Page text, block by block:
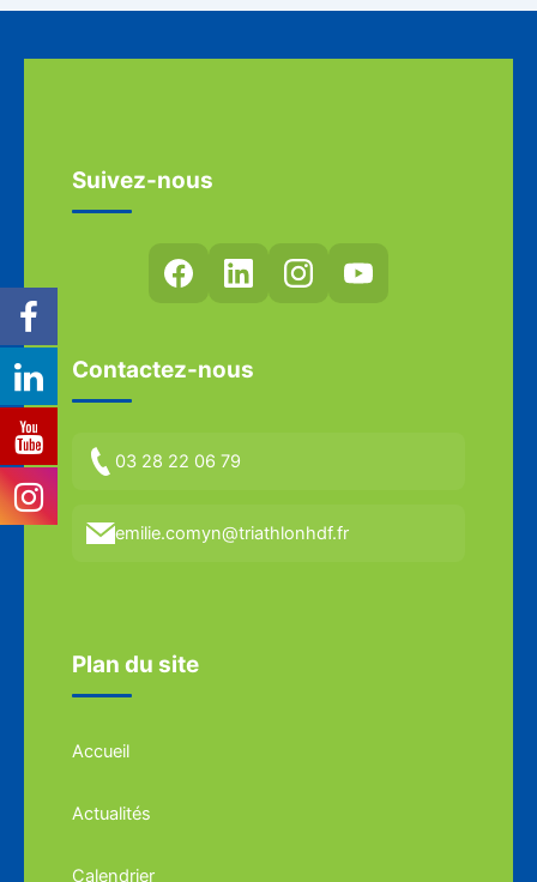
Suivez-nous
Contactez-nous
03 28 22 06 79
emilie.comyn@triathlonhdf.fr
Plan du site
Accueil
Actualités
Calendrier